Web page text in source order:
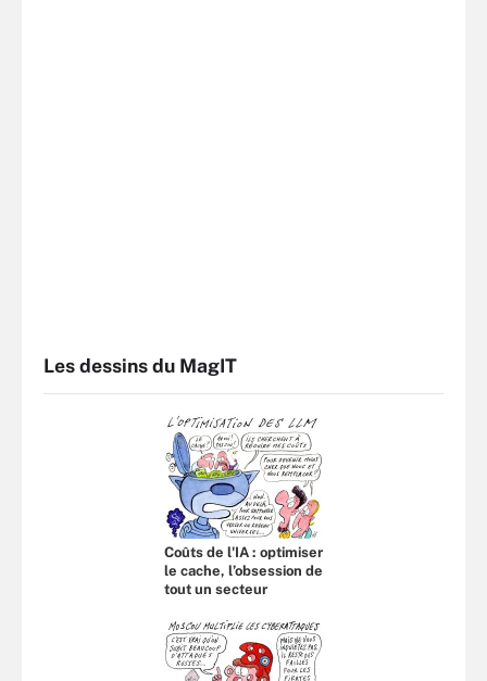
Les dessins du MagIT
Coûts de l'IA : optimiser
le cache, l’obsession de
tout un secteur